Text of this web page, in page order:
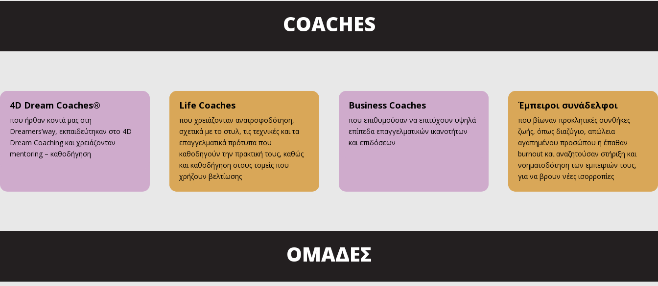
COACHES
4D Dream Coaches®
που ήρθαν κοντά μας στη
Dreamers’way, εκπαιδεύτηκαν στο 4D
Dream Coaching και χρειάζονταν
mentoring – καθοδήγηση
Life Coaches
που χρειάζονταν ανατροφοδότηση,
σχετικά με το στυλ, τις τεχνικές και τα
επαγγελματικά πρότυπα που
καθοδηγούν την πρακτική τους, καθώς
και καθοδήγηση στους τομείς που
χρήζουν βελτίωσης
Business Coaches
που επιθυμούσαν να επιτύχουν υψηλά
επίπεδα επαγγελματικών ικανοτήτων
και επιδόσεων
Έμπειροι συνάδελφοι
που βίωναν προκλητικές συνθήκες
ζωής, όπως διαζύγιο, απώλεια
αγαπημένου προσώπου ή έπαθαν
burnout και αναζητούσαν στήριξη και
νοηματοδότηση των εμπειριών τους,
για να βρουν νέες ισορροπίες
ΟΜΑΔΕΣ